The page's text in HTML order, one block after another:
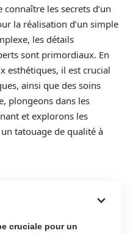
les secrets d’un
la réalisation d’un simple
les détails
sont primordiaux. En
esthétiques, il est crucial
ainsi que des soins
plongeons dans les
et explorons les
tatouage de qualité à
cruciale pour un